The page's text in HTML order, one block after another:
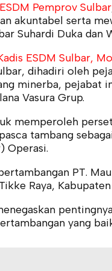
Pemprov Sulbar
akuntabel serta
Suhardi Duka dan
ESDM Sulbar,
dihadiri oleh
minerba, pejabat
Vasura Grup.
memperoleh
tambang
Operasi.
PT.
Raya,
yang